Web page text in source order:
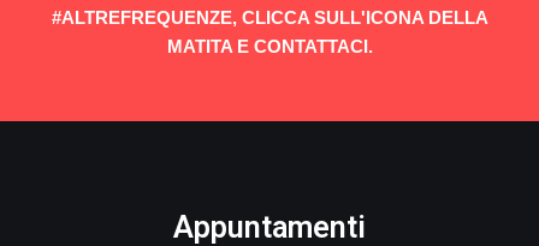
#ALTREFREQUENZE, CLICCA SULL'ICONA DELLA
MATITA E CONTATTACI.
Appuntamenti